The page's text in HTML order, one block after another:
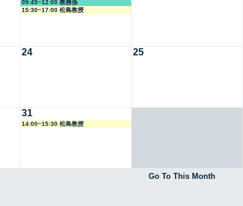
09:45~12:00 教務係
15:30~17:00 松島教授
24 25
31
14:00~15:30 松島教授
Go To This Month